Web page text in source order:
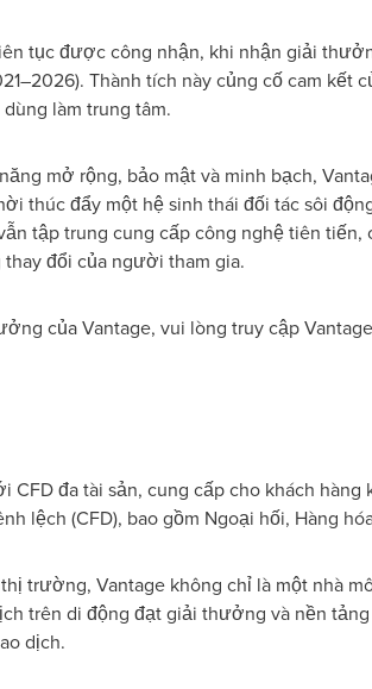
tục được công nhận, khi nhận giải
Thành tích này củng cố cam kết
làm trung tâm.
mở rộng, bảo mật và minh bạch,
thúc đẩy một hệ sinh thái đối tác sôi
tập trung cung cấp công nghệ tiên
đổi của người tham gia.
của Vantage, vui lòng truy cập
CFD đa tài sản, cung cấp cho khách
lệch (CFD), bao gồm Ngoại hối, Hàng
trường, Vantage không chỉ là một nhà
trên di động đạt giải thưởng và nền
dịch.